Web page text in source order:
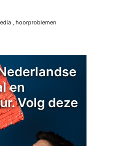
, hoorproblemen
en
Volg deze